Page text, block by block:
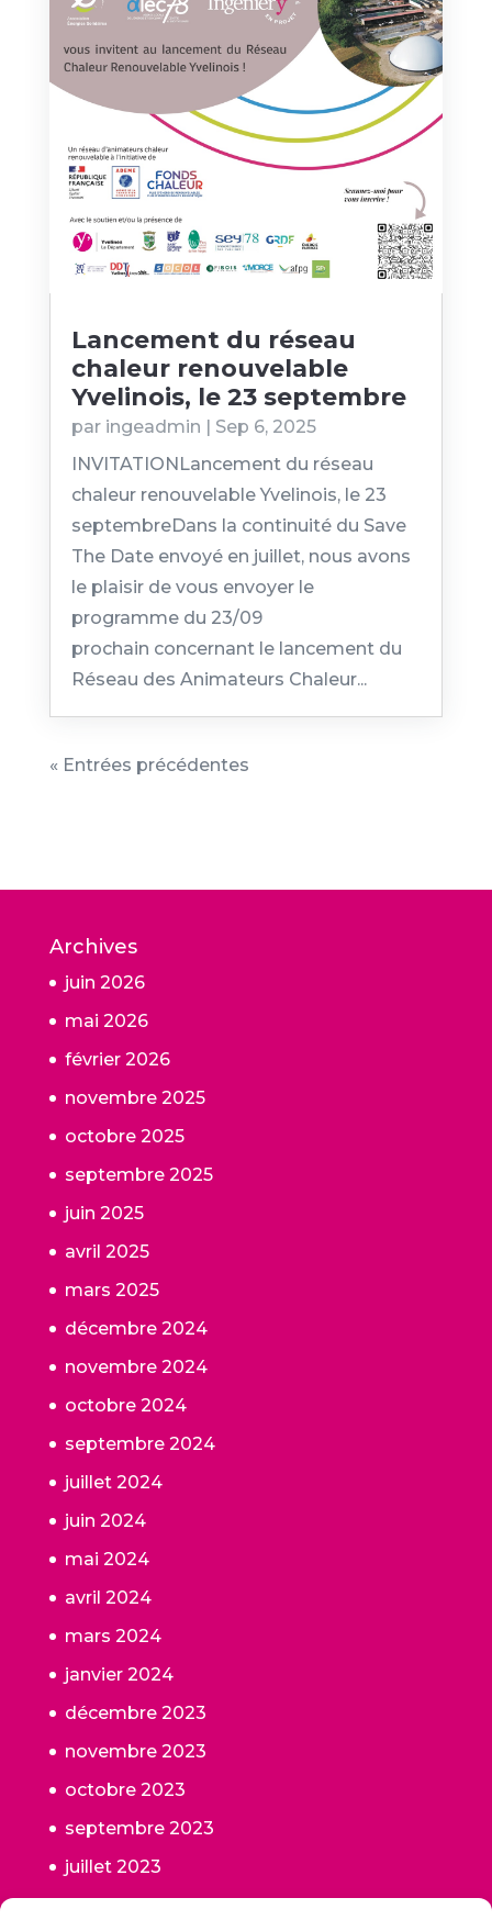
Lancement du réseau
chaleur renouvelable
Yvelinois, le 23 septembre
par ingeadmin | Sep 6, 2025
INVITATIONLancement du réseau
chaleur renouvelable Yvelinois, le 23
septembreDans la continuité du Save
The Date envoyé en juillet, nous avons
le plaisir de vous envoyer le
programme du 23/09
prochain concernant le lancement du
Réseau des Animateurs Chaleur...
« Entrées précédentes
Archives
juin 2026
mai 2026
février 2026
novembre 2025
octobre 2025
septembre 2025
juin 2025
avril 2025
mars 2025
décembre 2024
novembre 2024
octobre 2024
septembre 2024
juillet 2024
juin 2024
mai 2024
avril 2024
mars 2024
janvier 2024
décembre 2023
novembre 2023
octobre 2023
septembre 2023
juillet 2023
juin 2023